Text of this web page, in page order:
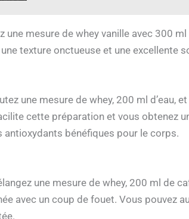
mesure de whey vanille avec 300 ml
texture onctueuse et une excellente
une mesure de whey, 200 ml d’eau,
cette préparation et vous obtenez
bénéfiques pour le corps.
une mesure de whey, 200 ml de
avec un coup de fouet. Vous pouvez